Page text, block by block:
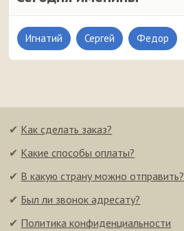
Игнатий Сергей Федор
✔ Как сделать заказ?
✔ Какие способы оплаты?
✔ В какую страну можно отправить?
✔ Был ли звонок адресату?
✔ Политика конфиденциальности